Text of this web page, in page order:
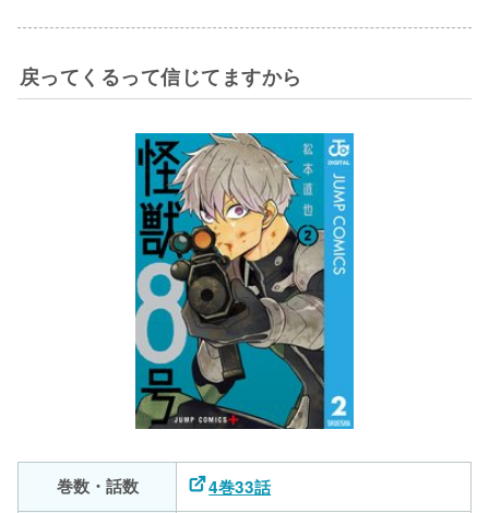
戻ってくるって信じてますから
巻数・話数 4巻33話